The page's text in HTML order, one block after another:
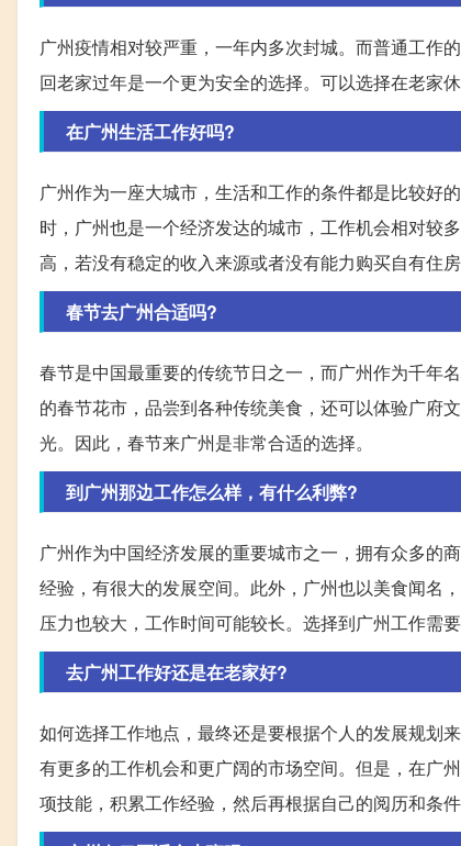
广州疫情相对较严重，一年内多次封城。而普通工作
回老家过年是一个更为安全的选择。可以选择在老家
在广州生活工作好吗?
广州作为一座大城市，生活和工作的条件都是比较好
时，广州也是一个经济发达的城市，工作机会相对较
高，若没有稳定的收入来源或者没有能力购买自有住
春节去广州合适吗?
春节是中国最重要的传统节日之一，而广州作为千年
的春节花市，品尝到各种传统美食，还可以体验广府
光。因此，春节来广州是非常合适的选择。
到广州那边工作怎么样，有什么利弊?
广州作为中国经济发展的重要城市之一，拥有众多的
经验，有很大的发展空间。此外，广州也以美食闻名
压力也较大，工作时间可能较长。选择到广州工作需
去广州工作好还是在老家好?
如何选择工作地点，最终还是要根据个人的发展规划
有更多的工作机会和更广阔的市场空间。但是，在广
项技能，积累工作经验，然后再根据自己的阅历和条件